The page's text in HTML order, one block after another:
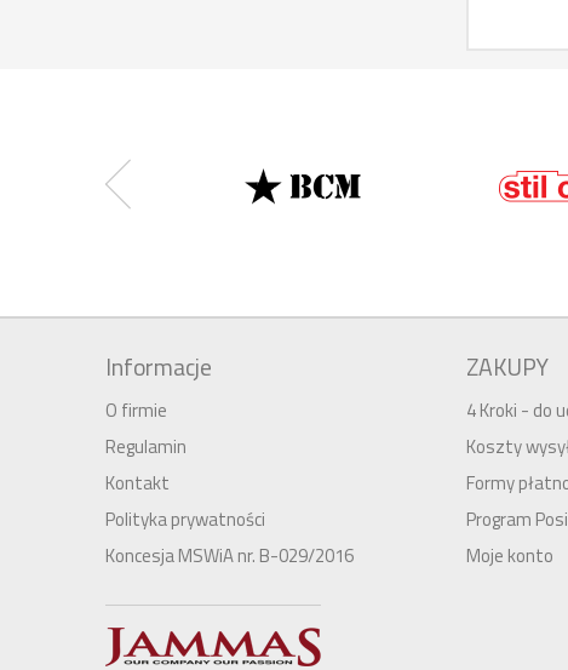
Informacje
O firmie
Regulamin
Kontakt
Polityka prywatności
Koncesja MSWiA nr. B-029/2016
ZAKUPY
4 Kroki - do
Koszty
Formy
Program
Moje konto